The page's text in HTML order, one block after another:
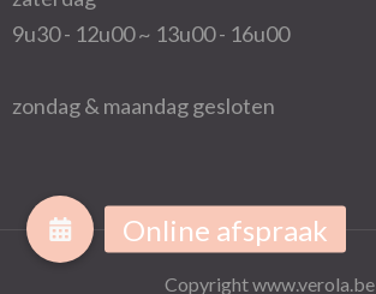
9u30 - 12u00 ~ 13u00 - 16u00
zondag & maandag gesloten
Copyright www.verola.be